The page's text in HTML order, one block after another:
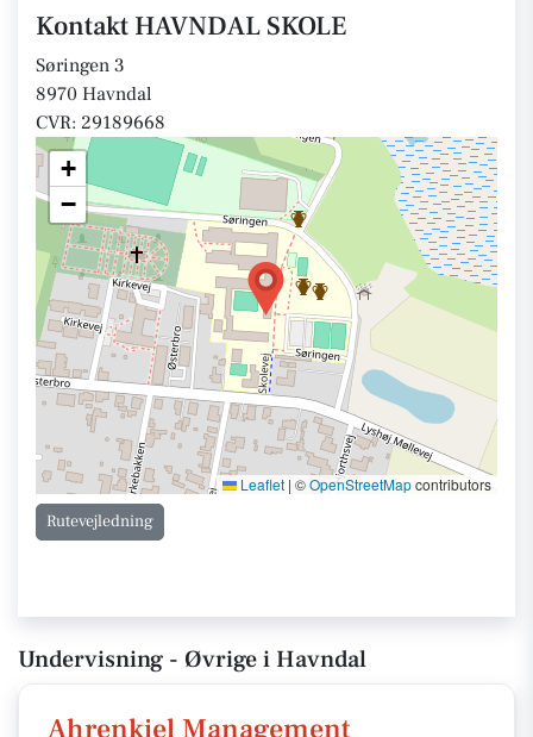
Kontakt HAVNDAL SKOLE
Søringen 3
8970 Havndal
CVR: 29189668
+
−
Leaflet | ©OpenStreetMapcontributors
Rutevejledning
Undervisning - Øvrige i Havndal
Ahrenkiel Management